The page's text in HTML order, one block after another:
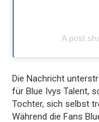
A post
Die Nachricht
für Blue Ivys Talent,
Tochter, sich selbst
Während die Fans